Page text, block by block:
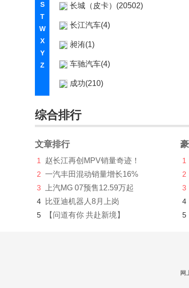
S
T
W
X
Y
Z
长城（皮卡）(20502)
长江汽车(4)
昶洧(1)
车驰汽车(4)
成功(210)
创维汽车(1219)
刺猬汽车(1)
Cupra(8)
D
大乘汽车(277)
大发(2)
综合排行
文章排行
1
赵长江再创MPV销量奇迹！
2 一汽丰田混动销量增长16%
3
上汽MG 07预售12.59万起
4
比亚迪机器人8月上岗
5
【问道有你 共赴新境】
1
2
3
4
5
网